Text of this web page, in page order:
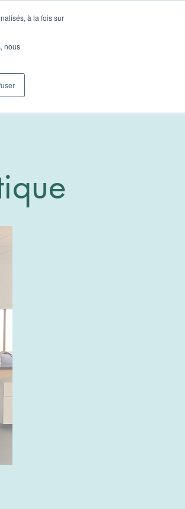
à la fois sur
nous